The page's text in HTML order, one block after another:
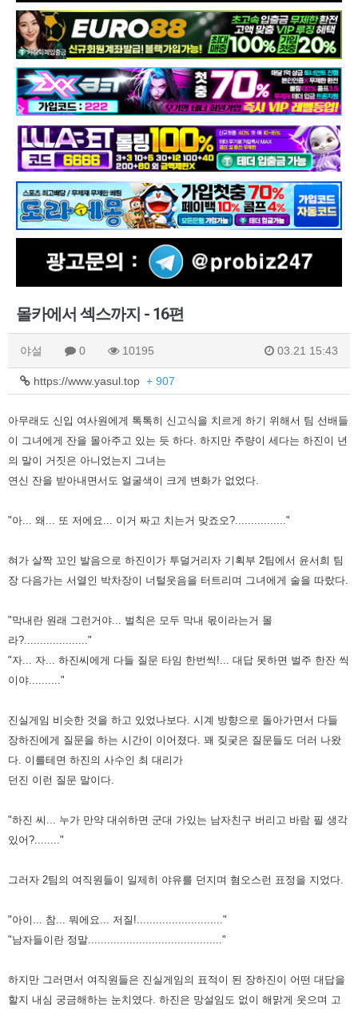
몰카에서 섹스까지 - 16편
야설 0 10195 03.21 15:43
https://www.yasul.top + 907
아무래도 신입 여사원에게 톡톡히 신고식을 치르게 하기 위해서 팀 선배들
이 그녀에게 잔을 몰아주고 있는 듯 하다. 하지만 주량이 세다는 하진이 년
의 말이 거짓은 아니었는지 그녀는
연신 잔을 받아내면서도 얼굴색이 크게 변화가 없었다.
"아... 왜... 또 저에요... 이거 짜고 치는거 맞죠오?................"
혀가 살짝 꼬인 발음으로 하진이가 투덜거리자 기획부 2팀에서 윤서희 팀
장 다음가는 서열인 박차장이 너털웃음을 터트리며 그녀에게 술을 따랐다.
"막내란 원래 그런거야... 벌칙은 모두 막내 몫이라는거 몰
라?...................."
"자... 자... 하진씨에게 다들 질문 타임 한번씩!... 대답 못하면 벌주 한잔 씩
이야.........."
진실게임 비슷한 것을 하고 있었나보다. 시계 방향으로 돌아가면서 다들
장하진에게 질문을 하는 시간이 이어졌다. 꽤 짖궂은 질문들도 더러 나왔
다. 이를테면 하진의 사수인 최 대리가
던진 이런 질문 말이다.
"하진 씨... 누가 만약 대쉬하면 군대 가있는 남자친구 버리고 바람 필 생각
있어?........"
그러자 2팀의 여직원들이 일제히 야유를 던지며 혐오스런 표정을 지었다.
"아이... 참... 뭐에요... 저질!..........................."
"남자들이란 정말.........................................."
하지만 그러면서 여직원들은 진실게임의 표적이 된 장하진이 어떤 대답을
할지 내심 궁금해하는 눈치였다. 하진은 망설임도 없이 해맑게 웃으며 고